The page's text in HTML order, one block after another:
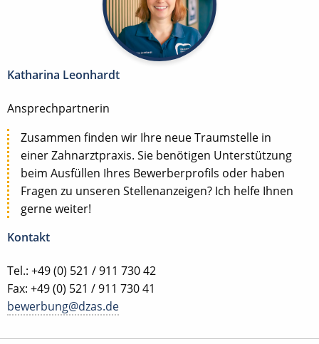
Katharina Leonhardt
Ansprechpartnerin
Zusammen finden wir Ihre neue Traumstelle in
einer Zahnarztpraxis. Sie benötigen Unterstützung
beim Ausfüllen Ihres Bewerberprofils oder haben
Fragen zu unseren Stellenanzeigen? Ich helfe Ihnen
gerne weiter!
Kontakt
Tel.: +49 (0) 521 / 911 730 42
Fax: +49 (0) 521 / 911 730 41
bewerbung@dzas.de